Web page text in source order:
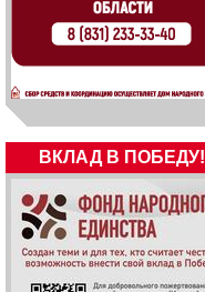
ВКЛАД В ПОБЕДУ!